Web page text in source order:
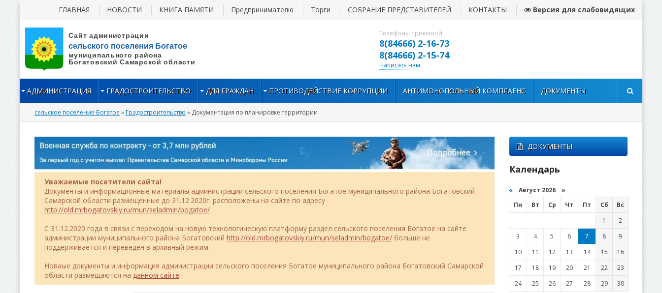
ГЛАВНАЯ НОВОСТИ КНИГА ПАМЯТИ Предпринимателю Торги СОБРАНИЕ ПРЕДСТАВИТЕЛЕЙ КОНТАКТЫ Версия для слабовидящих
Телефоны приемной:
8(84666) 2-16-73
8(84666) 2-15-74
Написать нам
АДМИНИСТРАЦИЯ ГРАДОСТРОИТЕЛЬСТВО ДЛЯ ГРАЖДАН ПРОТИВОДЕЙСТВИЕ КОРРУПЦИИ АНТИМОНОПОЛЬНЫЙ КОМПЛАЕНС ДОКУМЕНТЫ
сельское поселение Богатое »Градостроительство » Документация по планировке территории
Уважаемые посетители сайта!
Документы и информационные материалы администрации сельского поселения Богатое муниципального района Богатовский
Самарской области размещенные до 31.12.2020г. расположены на сайте по адресу
http://old.mrbogatovskiy.ru/mun/seladmin/bogatoe/
C 31.12.2020 года в связи с переходом на новую технологическую платформу раздел сельского поселения Богатое на сайте
администрации муниципального района Богатовский http://old.mrbogatovskiy.ru/mun/seladmin/bogatoe/ больше не
поддерживается и переведен в архивный режим.
Новаые документы и информация администрации сельского поселения Богатое муниципального района Богатовский Самарской
области размещаются на данном сайте.
ДОКУМЕНТЫ
Календарь
« Август 2026 »
Пн
Вт Ср Чт Пт Сб
Вс
1
2
3
4 5 6 7 8
9
10
11 12 13 14 15
16
17
18 19 20 21 22
23
24
25 26 27 28 29
30